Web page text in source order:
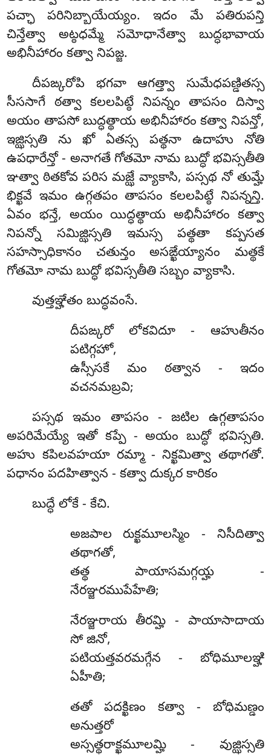
పచ్ఛా పరినిబ్బాయేయ్యం. ఇదం మే పతిరుపన్తి
చిన్తేత్వా అట్ఠధమ్మే సమోధానేత్వా బుద్ధభావాయ
అభినీహారం కత్వా నిపజ్జ.
దీపఙ్కరోపి భగవా ఆగత్త్వా సుమేధపణ్డితస్స
సీససాగే ఠత్వా కలలపిట్ఠే నిపన్నం తాపసం దిస్వా
అయం తాపసో బుద్ధత్థాయ అభినీహారం కత్వా నిపన్తో,
ఇజ్ఝిస్సతి ను ఖో ఏతస్స పత్థనా ఉదాహు నోతి
ఉపధారేన్తో - అనాగతే గోతమో నామ బుద్ధో భవిస్సతీతి
ఞత్వా ఠితకోవ పరిస మజ్ఝే వ్యాకాసి, పస్సథ నో తుమ్హే
భిక్ఖవే ఇమం ఉగ్గతపం తాపసం కలలపిట్ఠే నిపన్నన్తి.
ఏవం భన్తే, అయం యిద్ధత్థాయ అభినీహారం కత్వా
నిపన్నో సమిజ్ఝిస్సతి ఇమస్స పత్థతా కప్పసత
సహస్సాధికానం చతున్తం అసఙ్ఖేయ్యానం మత్థకే
గోతమో నామ బుద్ధో భవిస్సతీతి సబ్బం వ్యాకాసి.
వుత్తఞ్హేతం బుద్ధవంసే.
దీపఙ్కరో లోకవిదూ - ఆహుతీనం
పటిగ్గహో,
ఉస్సీసకే మం ఠత్వాన - ఇదం
వచనమబ్రవి;
పస్సథ ఇమం తాపసం - జటిల ఉగ్గతాపసం
అపరిమేయ్యే ఇతో కప్పే - అయం బుద్ధో భవిస్సతి.
అహు కపిలవహయా రమ్మా - నిక్ఖమిత్వా తథాగతో.
పధానం పదహిత్వాన - కత్వా దుక్కర కారికం
బుద్ధే లోకే - కేచి.
అజపాలరుక్ఖమూలస్మిం - నిసీదిత్వా
తథాగతో,
తత్థ పాయాసమగ్గయ్హ -
నేరఞ్జరముపేహేతి;
నేరఞ్జరాయ తీరమ్హి - పాయాసాదాయ
సో జినో,
పటియత్తవరమగ్గేన - బోధిమూలఞ్హి
ఏహీతి;
తతో పదక్ఖిణం కత్వా - బోధిమణ్డం
అనుత్తరో
అస్సత్థరాక్ఖమూలమ్హి - వుజ్ఝిస్సతి